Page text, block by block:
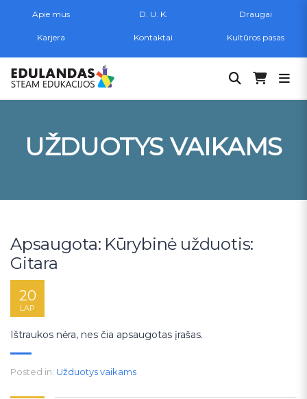
Apie mus D. U. K. Draugai
Karjera Kontaktai Kultūros pasas
UŽDUOTYS VAIKAMS
Apsaugota: Kūrybinė užduotis:
Gitara
20
LAP
Ištraukos nėra, nes čia apsaugotas įrašas.
Posted in: Užduotys vaikams